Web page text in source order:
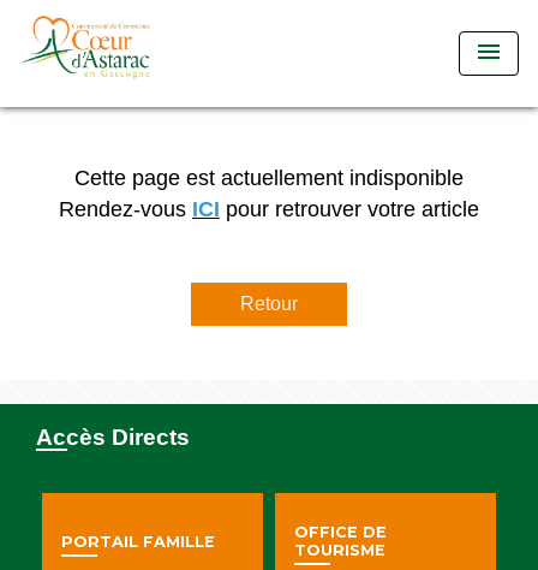
menu
Cette page est actuellement indisponible
Rendez-vous ICI pour retrouver votre article
Retour
Accès Directs
PORTAIL FAMILLE
OFFICE DE
TOURISME